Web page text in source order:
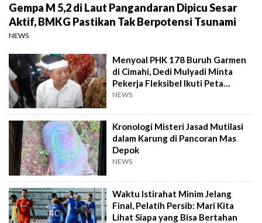
Gempa M 5,2 di Laut Pangandaran Dipicu Sesar
Aktif, BMKG Pastikan Tak Berpotensi Tsunami
NEWS
Menyoal PHK 178 Buruh Garmen
di Cimahi, Dedi Mulyadi Minta
Pekerja Fleksibel Ikuti Peta
Industri
NEWS
Kronologi Misteri Jasad Mutilasi
dalam Karung di Pancoran Mas
Depok
NEWS
Waktu Istirahat Minim Jelang
Final, Pelatih Persib: Mari Kita
Lihat Siapa yang Bisa Bertahan